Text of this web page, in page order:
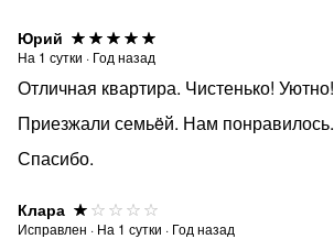
Юрий
На 1 сутки · Год назад
Отличная квартира. Чистенько! Уютно!
Приезжали семьëй. Нам понравилось.
Спасибо.
Клара
Исправлен · На 1 сутки · Год назад